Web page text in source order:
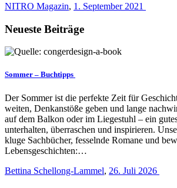
NITRO Magazin, 1. September 2021
Neueste Beiträge
Sommer – Buchtipps
Der Sommer ist die perfekte Zeit für
weiten, Denkanstöße geben und lange
auf dem Balkon oder im Liegestuhl – ein
unterhalten, überraschen und inspirieren.
kluge Sachbücher, fesselnde Romane und
Lebensgeschichten:…
Bettina Schellong-Lammel, 26. Juli 2026